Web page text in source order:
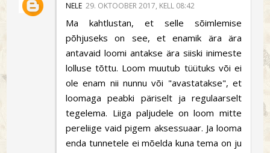
NELE 29. OKTOOBER 2017, KELL 08:42
Ma kahtlustan, et selle sõimlemise
põhjuseks on see, et enamik ära ära
antavaid loomi antakse ära siiski inimeste
lolluse tõttu. Loom muutub tüütuks või ei
ole enam nii nunnu või "avastatakse", et
loomaga peabki päriselt ja regulaarselt
tegelema. Liiga paljudele on loom mitte
pereliige vaid pigem aksessuaar. Ja looma
enda tunnetele ei mõelda kuna tema on ju